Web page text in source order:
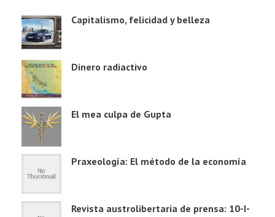
Capitalismo, felicidad y belleza
Dinero radiactivo
El mea culpa de Gupta
Praxeología: El método de la economía
Revista austrolibertaria de prensa: 10-I-